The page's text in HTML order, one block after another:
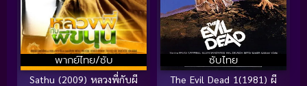
พากย์ไทย/ซับ
Sathu (2009) หลวงพี่กับผี
ซับไทย
The Evil Dead 1(1981) ผี